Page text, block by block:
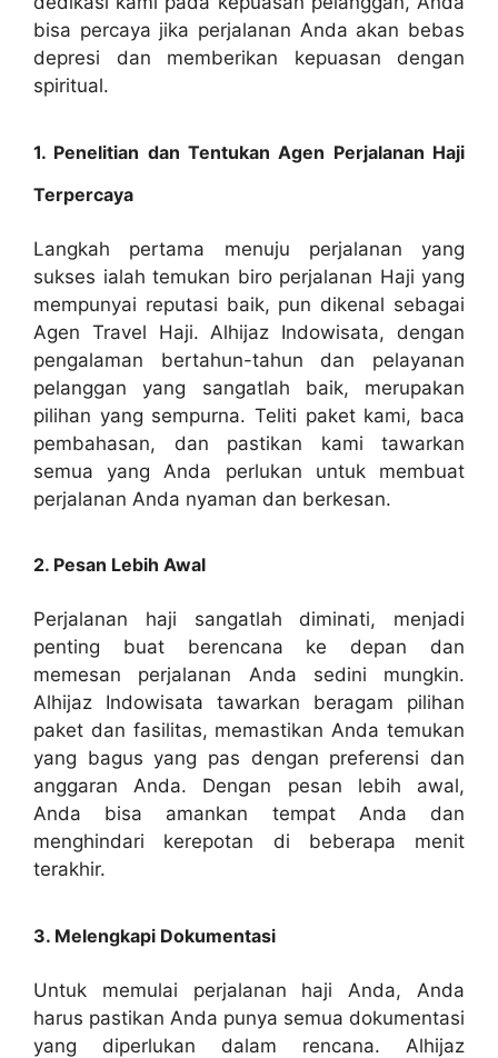
bisa percaya jika perjalanan Anda akan bebas
depresi dan memberikan kepuasan dengan
spiritual.
1. Penelitian dan Tentukan Agen Perjalanan Haji
Terpercaya
Langkah pertama menuju perjalanan yang
sukses ialah temukan biro perjalanan Haji yang
mempunyai reputasi baik, pun dikenal sebagai
Agen Travel Haji. Alhijaz Indowisata, dengan
pengalaman bertahun-tahun dan pelayanan
pelanggan yang sangatlah baik, merupakan
pilihan yang sempurna. Teliti paket kami, baca
pembahasan, dan pastikan kami tawarkan
semua yang Anda perlukan untuk membuat
perjalanan Anda nyaman dan berkesan.
2. Pesan Lebih Awal
Perjalanan haji sangatlah diminati, menjadi
penting buat berencana ke depan dan
memesan perjalanan Anda sedini mungkin.
Alhijaz Indowisata tawarkan beragam pilihan
paket dan fasilitas, memastikan Anda temukan
yang bagus yang pas dengan preferensi dan
anggaran Anda. Dengan pesan lebih awal,
Anda bisa amankan tempat Anda dan
menghindari kerepotan di beberapa menit
terakhir.
3. Melengkapi Dokumentasi
Untuk memulai perjalanan haji Anda, Anda
harus pastikan Anda punya semua dokumentasi
yang diperlukan dalam rencana. Alhijaz